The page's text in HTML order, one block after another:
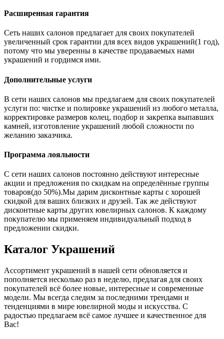
Расширенная гарантия
Сеть наших салонов предлагает для своих покупателей
увеличенный срок гарантии для всех видов украшений(1 год),
потому что мы уверенны в качестве продаваемых нами
украшений и гордимся ими.
Дополнительные услуги
В сети наших салонов мы предлагаем для своих покупателей
услуги по: чистке и полировке украшений из любого металла,
корректировке размеров колец, подбор и закрепка выпавших
камней, изготовление украшений любой сложности по
желанию заказчика.
Программа лояльности
С сети наших салонов постоянно действуют интересные
акции и предложения по скидкам на определённые группы
товаров(до 50%).Мы дарим дисконтные карты с хорошей
скидкой для ваших близких и друзей. Так же действуют
дисконтные карты других ювелирных салонов. К каждому
покупателю мы применяем индивидуальный подход в
предложении скидки.
Каталог Украшений
Ассортимент украшений в нашей сети обновляется и
пополняется несколько раз в неделю, предлагая для своих
покупателей всё более новые, интересные и современные
модели. Мы всегда следим за последними трендами и
тенденциями в мире ювелирной моды и искусства. С
радостью предлагаем всё самое лучшее и качественное для
Вас!